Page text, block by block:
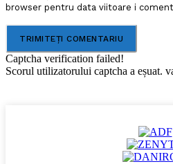
browser pentru data viitoare i
Captcha verification failed!
Scorul utilizatorului captcha a eșuat.